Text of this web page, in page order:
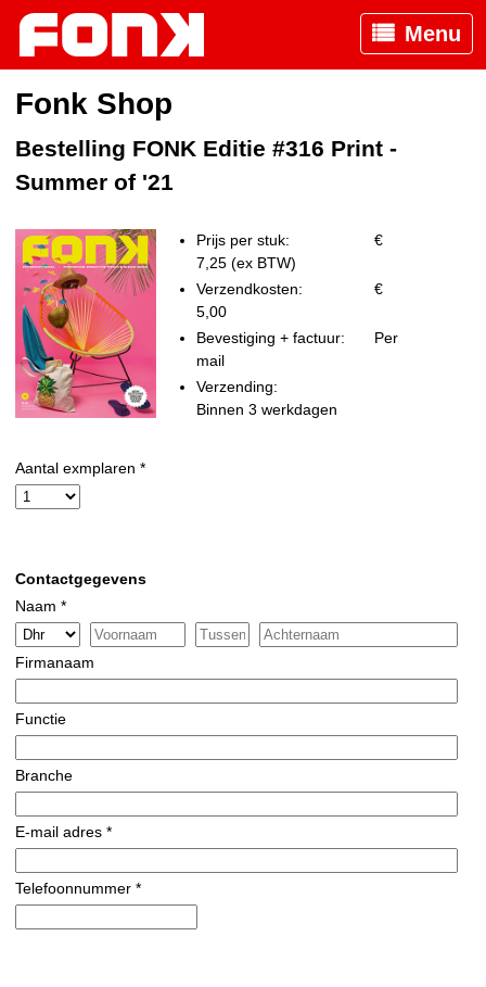
Menu
Fonk Shop
Bestelling FONK Editie #316 Print -
Summer of '21
Prijs per stuk:
€
7,25 (ex BTW)
Verzendkosten:
€
5,00
Bevestiging + factuur:
Per
mail
Verzending:
Binnen 3 werkdagen
Aantal exmplaren *
Contactgegevens
Naam *
Firmanaam
Functie
Branche
E-mail adres *
Telefoonnummer *